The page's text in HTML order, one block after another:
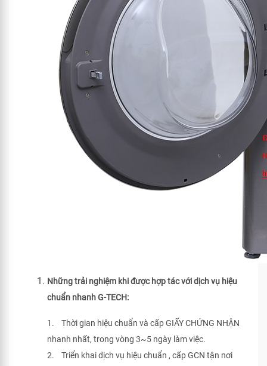
Những trải nghiệm khi được hợp tác với dịch vụ hiệu
chuẩn nhanh G-TECH:
1. Thời gian hiệu chuẩn và cấp GIẤY CHỨNG NHẬN
nhanh nhất, trong vòng 3~5 ngày làm việc.
2. Triển khai dịch vụ hiệu chuẩn , cấp GCN tận nơi